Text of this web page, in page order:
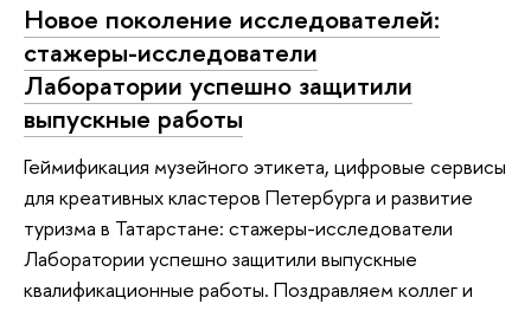
Новое поколение исследователей:
стажеры-исследователи
Лаборатории успешно защитили
выпускные работы
Геймификация музейного этикета, цифровые сервисы
для креативных кластеров Петербурга и развитие
туризма в Татарстане: стажеры-исследователи
Лаборатории успешно защитили выпускные
квалификационные работы. Поздравляем коллег и